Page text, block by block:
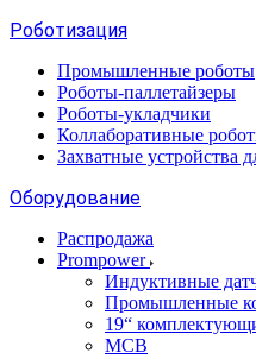
Роботизация
Промышленные роботы
Роботы-паллетайзеры
Роботы-укладчики
Коллаборативные
Захватные устройства
Оборудование
Распродажа
Prompower
Индуктивные
Промышленные
19“
MCB